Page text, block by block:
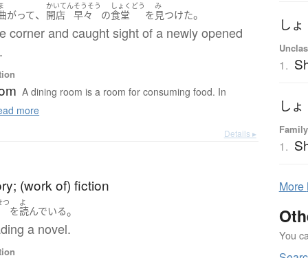
がって、
かいてん
開店
そうそう
早々 の
しょくどう
食堂 を
み
見つけた。
corner and caught sight of a newly opened
A dining room is a room for consuming food. In
more
Details ▸
(work of) fiction
つ
を
よ
読んでいる。
a novel.
し
1.
し
1.
More
You